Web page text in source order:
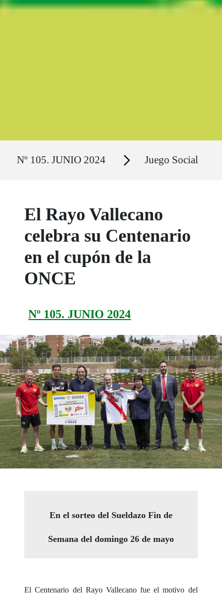
Nº 105. JUNIO 2024 Secciones Juego Social
El Rayo Vallecano
celebra su Centenario
en el cupón de la
ONCE
Nº 105. JUNIO 2024
En el sorteo del Sueldazo Fin de
Semana del domingo 26 de mayo
El Centenario del Rayo Vallecano fue el motivo del